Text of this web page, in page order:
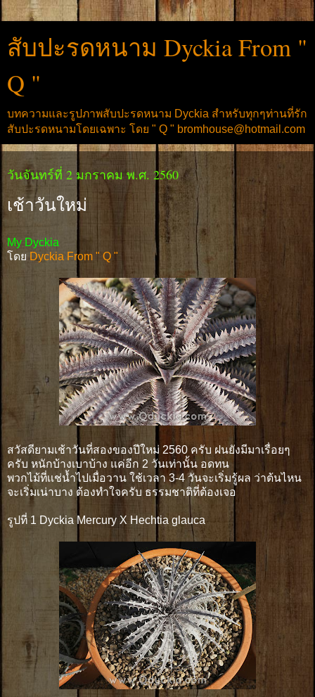
สับปะรดหนาม Dyckia From "
Q "
บทความและรูปภาพสับปะรดหนาม Dyckia สำหรับทุกๆท่านที่รัก
สับปะรดหนามโดยเฉพาะ โดย " Q " bromhouse@hotmail.com
วันจันทร์ที่ 2 มกราคม พ.ศ. 2560
เช้าวันใหม่
My Dyckia
โดยDyckia From " Q "
สวัสดียามเช้าวันที่สองของปีใหม่ 2560 ครับ ฝนยังมีมาเรื่อยๆ
ครับ หนักบ้างเบาบ้าง แค่อีก 2 วันเท่านั้น อดทน
พวกไม้ที่เเช่น้ำไปเมื่อวาน ใช้เวลา 3-4 วันจะเริ่มรู้ผล ว่าต้นไหน
จะเริ่มเน่าบาง ต้องทำใจครับ ธรรมชาติที่ต้องเจอ
รูปที่ 1 Dyckia Mercury X Hechtia glauca